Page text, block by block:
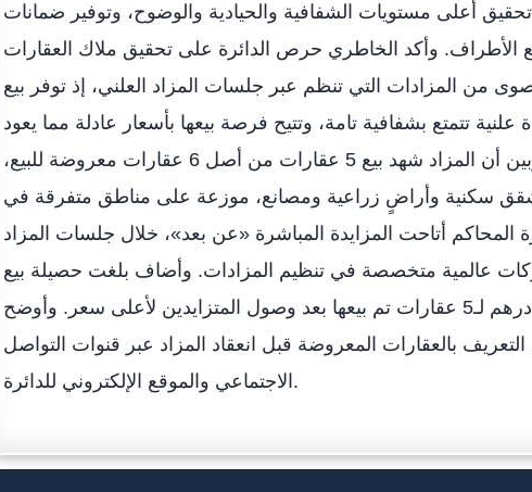
أعلى مستويات الشفافية والحيادية والوضوح، وتوفير ضمانات
وأكد الخاطري حرص الدائرة على تحقيق ملاك العقارات
من المزادات التي تنظم عبر جلسات المزاد العلني، إذ توفر بيع
تتمتع بشفافية تامة، وتتيح فرصة بيعها بأسعار عادلة مما يعود
بالنفع على جميع الأطراف المعنية. وبين أن المزاد شهد بيع 5 عقارات من أصل 6 عقارات معروضة للبيع،
سكنية وأراضٍ زراعية ومصانع، موزعة على مناطق متفرقة في
المحاكم أتاحت المزايدة المباشرة «عن بعد»، خلال جلسات المزاد
عالمية متخصصة في تنظيم المزادات. وأضاف بلغت حصيلة بيع
العقارات 21 مليون و950 ألف درهم لـ5 عقارات تم بيعها بعد وصول المتزايدين لأعلى سعر. وأوضح
بالعقارات المعروضة قبل انعقاد المزاد عبر قنوات التواصل
الاجتماعي والموقع الإلكتروني للدائرة.